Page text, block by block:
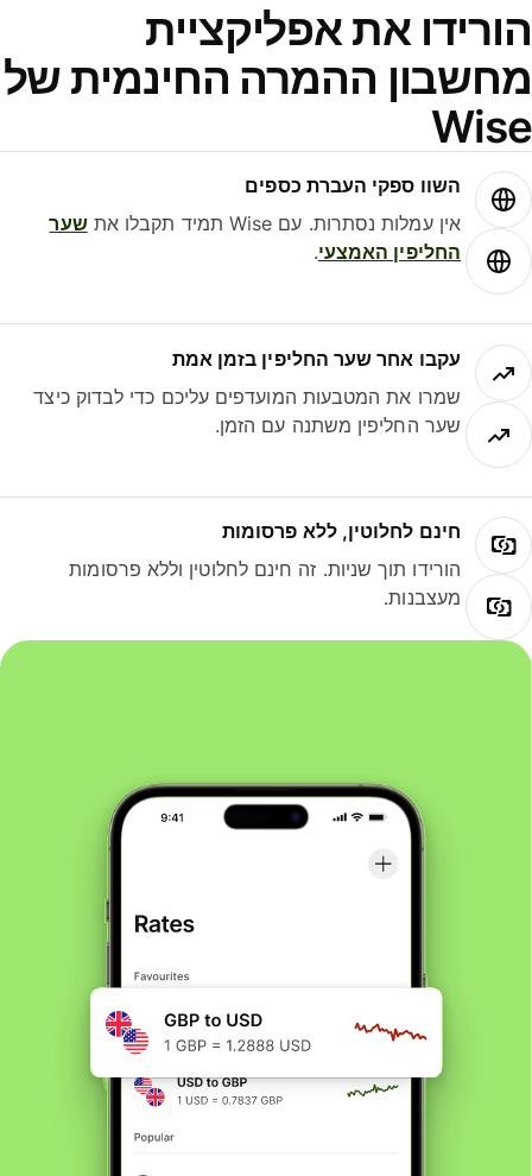
את אפליקציית
ההמרה החינמית של
השוו ספקי העברת כספים
אין עמלות נסתרות. עם Wise תמיד תקבלו את
שער
החליפין האמצעי.
עקבו אחר שער החליפין בזמן אמת
שמרו את המטבעות המועדפים עליכם כדי לבדוק כיצד
שער החליפין משתנה עם הזמן.
חינם לחלוטין, ללא פרסומות
הורידו תוך שניות. זה חינם לחלוטין וללא פרסומות
מעצבנות.